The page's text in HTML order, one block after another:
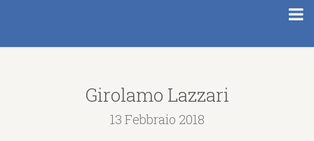
Girolamo Lazzari
13 Febbraio 2018